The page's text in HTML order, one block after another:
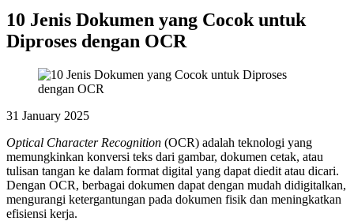
10 Jenis Dokumen yang Cocok untuk
Diproses dengan OCR
31 January 2025
Optical Character Recognition (OCR) adalah teknologi yang
memungkinkan konversi teks dari gambar, dokumen cetak, atau
tulisan tangan ke dalam format digital yang dapat diedit atau dicari.
Dengan OCR, berbagai dokumen dapat dengan mudah didigitalkan,
mengurangi ketergantungan pada dokumen fisik dan meningkatkan
efisiensi kerja.